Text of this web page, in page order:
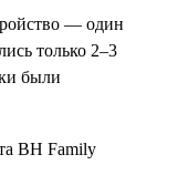
— один
только 2–3
были